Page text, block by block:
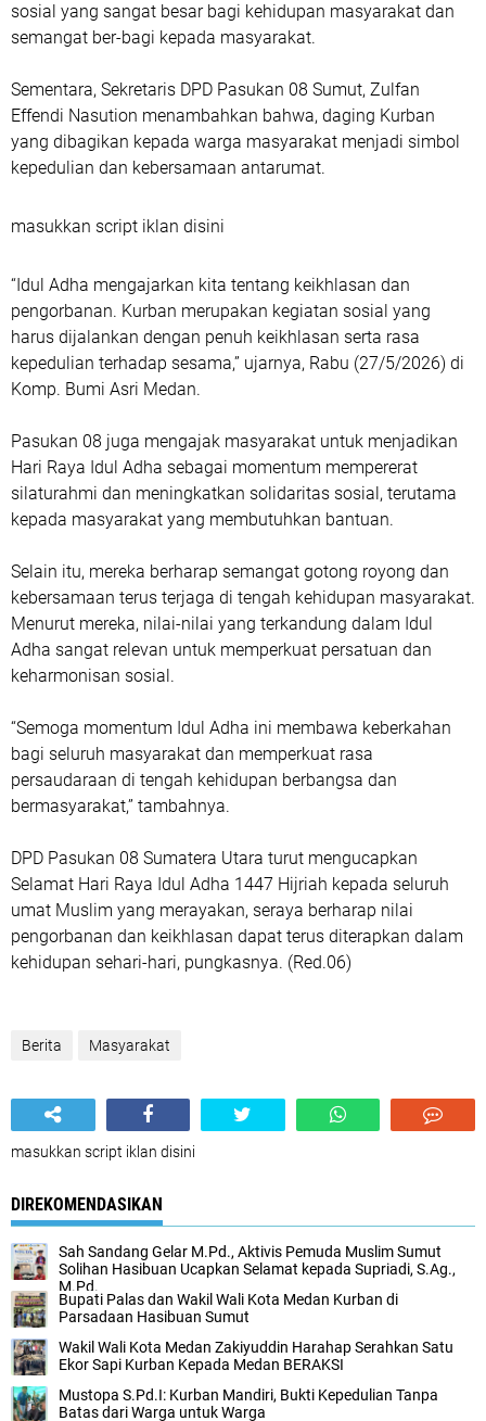
sosial yang sangat besar bagi kehidupan masyarakat dan
semangat ber-bagi kepada masyarakat.
Sementara, Sekretaris DPD Pasukan 08 Sumut, Zulfan
Effendi Nasution menambahkan bahwa, daging Kurban
yang dibagikan kepada warga masyarakat menjadi simbol
kepedulian dan kebersamaan antarumat.
masukkan script iklan disini
“Idul Adha mengajarkan kita tentang keikhlasan dan
pengorbanan. Kurban merupakan kegiatan sosial yang
harus dijalankan dengan penuh keikhlasan serta rasa
kepedulian terhadap sesama,” ujarnya, Rabu (27/5/2026) di
Komp. Bumi Asri Medan.
Pasukan 08 juga mengajak masyarakat untuk menjadikan
Hari Raya Idul Adha sebagai momentum mempererat
silaturahmi dan meningkatkan solidaritas sosial, terutama
kepada masyarakat yang membutuhkan bantuan.
Selain itu, mereka berharap semangat gotong royong dan
kebersamaan terus terjaga di tengah kehidupan masyarakat.
Menurut mereka, nilai-nilai yang terkandung dalam Idul
Adha sangat relevan untuk memperkuat persatuan dan
keharmonisan sosial.
“Semoga momentum Idul Adha ini membawa keberkahan
bagi seluruh masyarakat dan memperkuat rasa
persaudaraan di tengah kehidupan berbangsa dan
bermasyarakat,” tambahnya.
DPD Pasukan 08 Sumatera Utara turut mengucapkan
Selamat Hari Raya Idul Adha 1447 Hijriah kepada seluruh
umat Muslim yang merayakan, seraya berharap nilai
pengorbanan dan keikhlasan dapat terus diterapkan dalam
kehidupan sehari-hari, pungkasnya. (Red.06)
Berita Masyarakat
masukkan script iklan disini
DIREKOMENDASIKAN
Sah Sandang Gelar M.Pd., Aktivis Pemuda Muslim Sumut
Solihan Hasibuan Ucapkan Selamat kepada Supriadi, S.Ag.,
M.Pd.
Bupati Palas dan Wakil Wali Kota Medan Kurban di
Parsadaan Hasibuan Sumut
Wakil Wali Kota Medan Zakiyuddin Harahap Serahkan Satu
Ekor Sapi Kurban Kepada Medan BERAKSI
Mustopa S.Pd.I: Kurban Mandiri, Bukti Kepedulian Tanpa
Batas dari Warga untuk Warga